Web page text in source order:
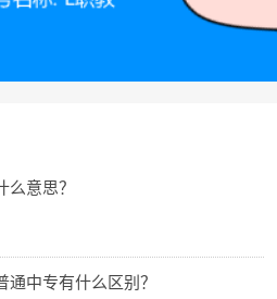
意思？
通中专有什么区别？